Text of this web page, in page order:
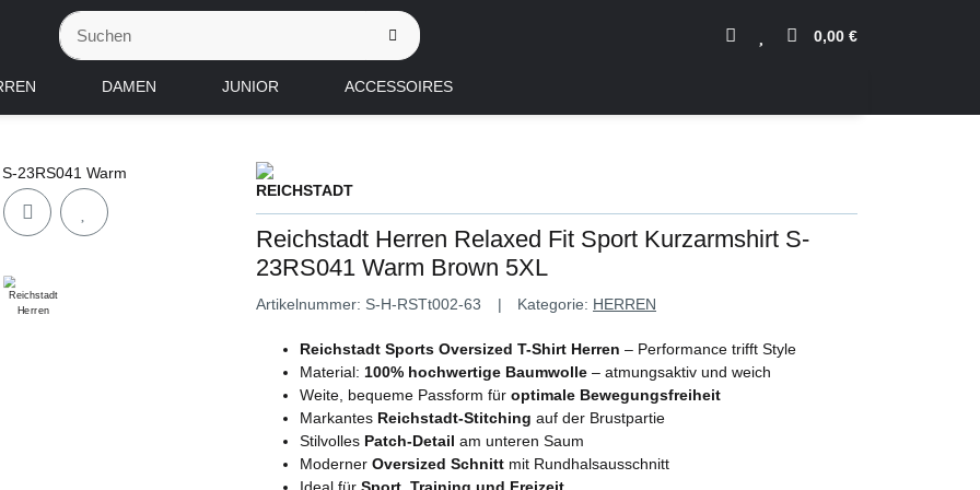
0,00 €
DAMEN JUNIOR ACCESSOIRES
Reichstadt Herren Relaxed Fit Sport Kurzarmshirt S-
23RS041 Warm Brown 5XL
Artikelnummer: S-H-RSTt002-63 Kategorie: HERREN
Reichstadt Sports Oversized T-Shirt Herren – Performance trifft Style
Material: 100% hochwertige Baumwolle – atmungsaktiv und weich
Weite, bequeme Passform für optimale Bewegungsfreiheit
Markantes Reichstadt-Stitching auf der Brustpartie
Stilvolles Patch-Detail am unteren Saum
Moderner Oversized Schnitt mit Rundhalsausschnitt
Ideal für Sport, Training und Freizeit